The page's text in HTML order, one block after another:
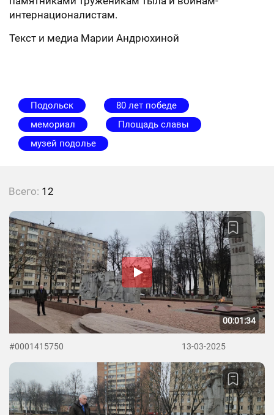
интернационалистам.
Текст и медиа Марии Андрюхиной
Подольск
80 лет победе
мемориал
Площадь славы
музей подолье
Всего: 12
00:01:34
#0001415750 13-03-2025